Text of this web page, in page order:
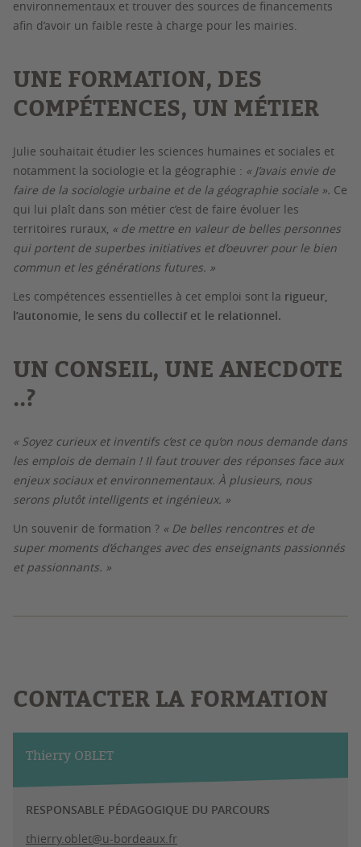
environnementaux et trouver des sources de financements
afin d’avoir un faible reste à charge pour les mairies.
UNE FORMATION, DES
COMPÉTENCES, UN MÉTIER
Julie souhaitait étudier les sciences humaines et sociales et
notamment la sociologie et la géographie : « J’avais envie de
faire de la sociologie urbaine et de la géographie sociale ». Ce
qui lui plaît dans son métier c’est de faire évoluer les
territoires ruraux, « de mettre en valeur de belles personnes
qui portent de superbes initiatives et d’oeuvrer pour le bien
commun et les générations futures. »
Les compétences essentielles à cet emploi sont la rigueur,
l’autonomie, le sens du collectif et le relationnel.
UN CONSEIL, UNE ANECDOTE
..?
« Soyez curieux et inventifs c’est ce qu’on nous demande dans
les emplois de demain ! Il faut trouver des réponses face aux
enjeux sociaux et environnementaux. À plusieurs, nous
serons plutôt intelligents et ingénieux. »
Un souvenir de formation ? « De belles rencontres et de
super moments d’échanges avec des enseignants passionnés
et passionnants. »
CONTACTER LA FORMATION
Thierry OBLET
RESPONSABLE PÉDAGOGIQUE DU PARCOURS
thierry.oblet@u-bordeaux.fr